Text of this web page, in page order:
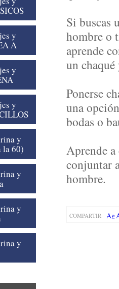
Si buscas
hombre o
aprende
un
Ponerse
una
bodas o
Aprende
conjuntar
hombre.
COMPARTIR
y
A
y
y
y
la 60)
y
y
y